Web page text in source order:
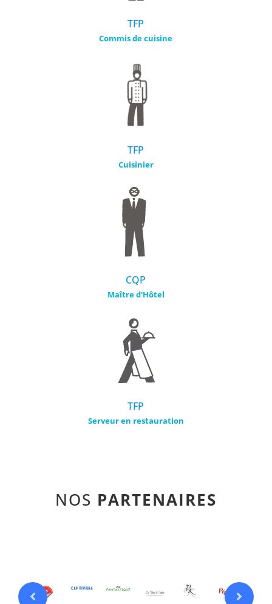
TFP
Commisdecuisine
TFP
Cuisinier
CQP
Maître d'Hôtel
TFP
Serveur en restauration
NOS PARTENAIRES